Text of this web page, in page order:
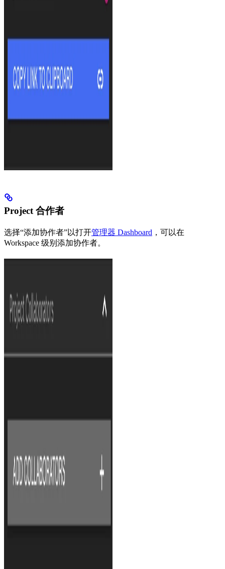
Project 合作者
选择“添加协作者”以打开管理器 Dashboard ，可以在
Workspace 级别添加协作者。